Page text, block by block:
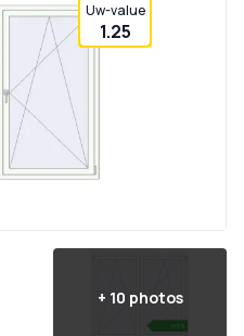
Uw-value
1.25
+ 10 photos